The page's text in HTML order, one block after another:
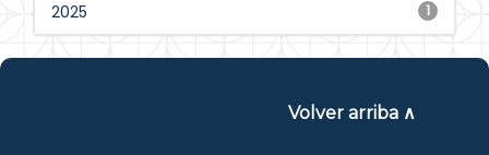
1
2025
Volver arriba ∧